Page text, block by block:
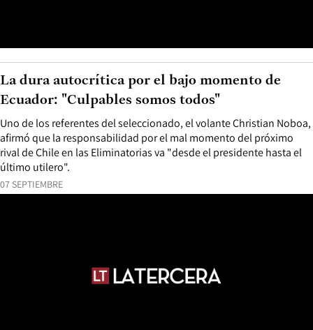
07 SEPTIEMBRE
Uno de los referentes del seleccionado, el volante Christian Noboa,
afirmó que la responsabilidad por el mal momento del próximo
rival de Chile en las Eliminatorias va "desde el presidente hasta el
último utilero".
La dura autocrítica por el bajo momento de
Ecuador: "Culpables somos todos"